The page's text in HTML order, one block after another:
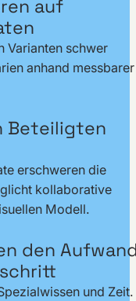
auf
Varianten schwer
anhand messbarer
Beteiligten
erschweren die
kollaborative
Modell.
den
und Zeit.